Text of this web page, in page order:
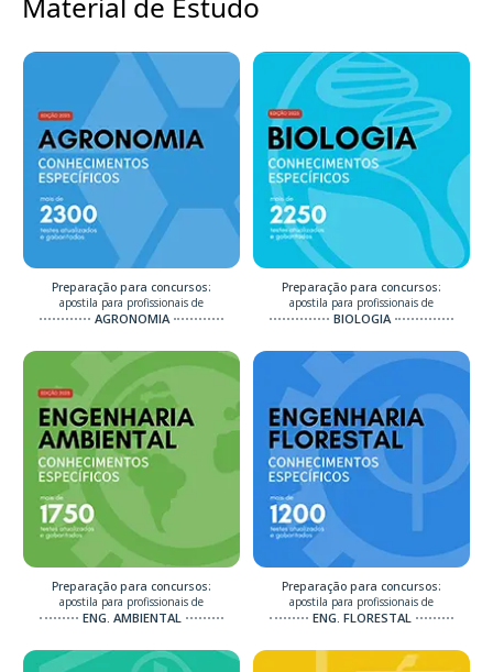
Material de Estudo
Preparação para concursos:
apostila para profissionais de
AGRONOMIA
Preparação para concursos:
apostila para profissionais de
BIOLOGIA
Preparação para concursos:
apostila para profissionais de
ENG. AMBIENTAL
Preparação para concursos:
apostila para profissionais de
ENG. FLORESTAL